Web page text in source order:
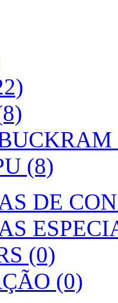
(8)
DE
(0)
(0)